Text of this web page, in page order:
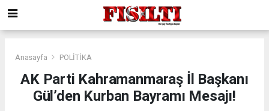
Anasayfa POLİTİKA
AK Parti Kahramanmaraş İl Başkanı
Gül’den Kurban Bayramı Mesajı!